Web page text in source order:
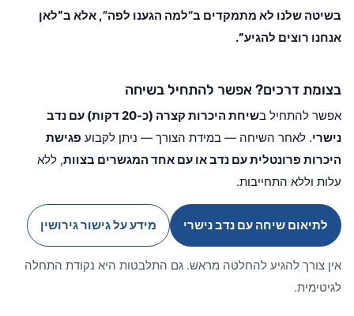
בשיטה שלנו לא מתמקדים ב“למה הגענו לפה”, אלא ב“לאן
אנחנו רוצים להגיע”.
בצומת דרכים? אפשר להתחיל בשיחה
אפשר להתחיל ב
שיחת היכרות קצרה (כ-20 דקות) עם נדב
נישרי. לאחר השיחה — במידת הצורך — ניתן לקבוע פגישת
היכרות פרונטלית עם נדב או עם אחד המגשרים בצוות, ללא
עלות וללא התחייבות.
לתיאום שיחה עם נדב נישרי מידע על גישור גירושין
אין צורך להגיע להחלטה מראש. גם התלבטות היא נקודת התחלה
לגיטימית.